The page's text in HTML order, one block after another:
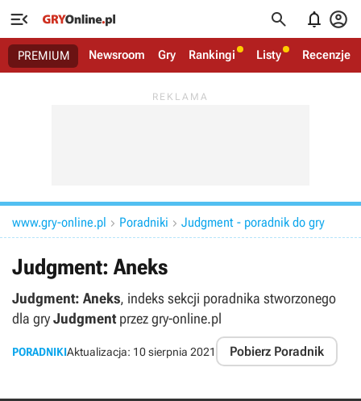
   
PREMIUM Newsroom Gry Rankingi Listy Recenzje
www.gry-online.pl  Poradniki  Judgment - poradnik do gry
Judgment: Aneks
Judgment: Aneks, indeks sekcji poradnika stworzonego
dla gryJudgmentprzez gry-online.pl
PORADNIKIAktualizacja: 10 sierpnia 2021 Pobierz Poradnik